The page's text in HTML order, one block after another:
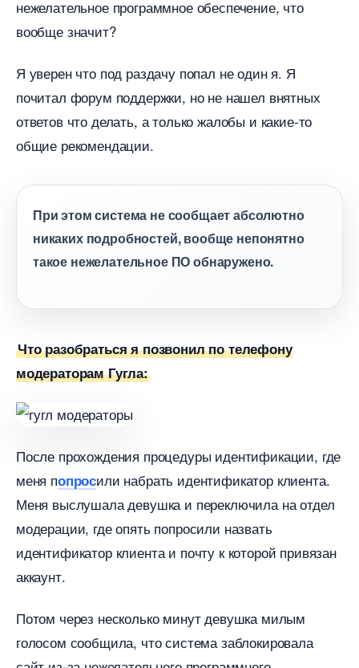
нежелательное программное обеспечение, что
ообще значит?
Я уверен что под раздачу попал не один я. Я
почитал форум поддержки, но не нашел внятных
ответов что делать, а только жалобы и какие-то
общие рекомендации.
При этом система не сообщает абсолютно
никаких подробностей, вообще непонятно
такое нежелательное ПО обнаружено.
Что разобраться я позвонил по телефону
модераторам Гугла:
После прохождения процедуры идентификации, где
меня попросили набрать идентификатор клиента.
Меня выслушала девушка и переключила на отдел
модерации, где опять попросили назвать
идентификатор клиента и почту к которой привязан
аккаунт.
Потом через несколько минут девушка милым
олосом сообщила, что система заблокировала